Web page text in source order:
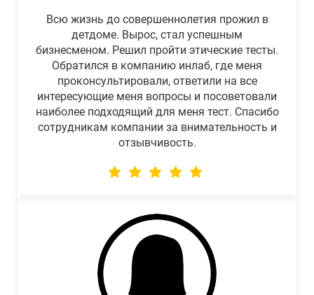
Всю жизнь до совершеннолетия прожил в
детдоме. Вырос, стал успешным
бизнесменом. Решил пройти этические тесты.
Обратился в компанию инлаб, где меня
проконсультировали, ответили на все
интересующие меня вопросы и посоветовали
наиболее подходящий для меня тест. Спасибо
сотрудникам компании за внимательность и
отзывчивость.